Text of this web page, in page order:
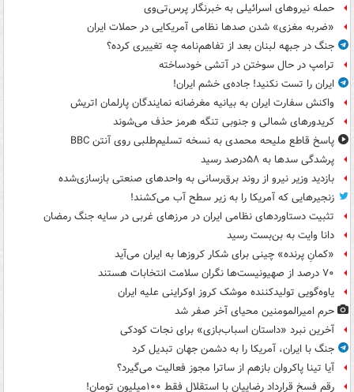
حمله نیروهای اسرائیلی به خبرنگار پرس‌تی‌وی
«ضربه مغزی» شدن صدها نظامی آمریکایی در حملات ایران
جنگ در جبهه لبنان بعد از تفاهم‌نامه چه تغییری کرده؟
ترامپ در حال سوختن در آتشی خودساخته
ایران را تست نکنید! جاده‌ی خشم ایران!
واکنش سفارت ایران به بیانیه مغرضانه نمایندگان پارلمان اتریش
کریدورهای شمالی و جنوبی تنگه هرمز حذف می‌شوند
پاسخ قاطع ملیحه محمدی به نسخه تسلیم‌طلبی روی آنتن BBC
پرشدگی سدها به ۵۸درصد رسید
بازدید وزیر نیرو از روند برق‌رسانی به واحدهای صنعتی بازسازی‌شده
زنجیرهایی که آمریکا را به زیر سطح آب می‌کشند!
تثبیت دستاوردهای نظامی ایران در مرزهای غربی در سایه جنگ رمضان
دانا وایت به بن‌بست رسید
«کمانِ پرنده» چینی برای شکار کروزها به ایران می‌آید
۷۰ درصد از صهیونیست‌ها نگران سلامت انتخابات هستند
یاوه‌گویی تولیدکننده موشک کروز اوکراینی علیه ایران
حرم امیرالمومنین محیای آخر صفر شد
آخرین نبرد «داستان اسباب‌بازی» برای نجات کودکی
جنگ با ایران، آمریکا را به دشمن جهان تبدیل کرد
آیا تینا پاکروان بازهم از ساترا مجوز فعالیت می‌گیرد؟
رقم فسخ قرارداد رضاییان با استقلال فقط ۱۰۰میلیون تومان!